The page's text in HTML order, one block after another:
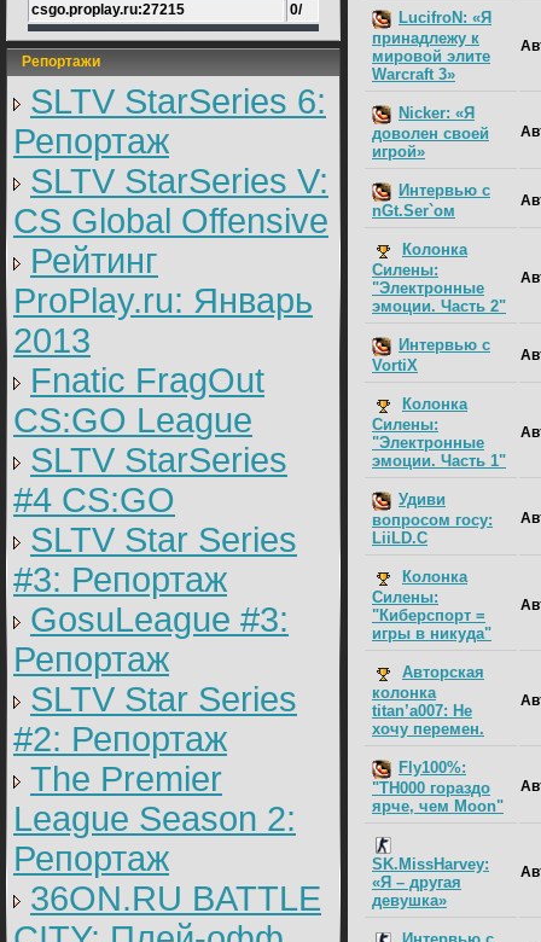
csgo.proplay.ru:27215 0/
Репортажи
SLTV StarSeries 6:
Репортаж
SLTV StarSeries V:
CS Global Offensive
Рейтинг
ProPlay.ru: Январь
2013
Fnatic FragOut
CS:GO League
SLTV StarSeries
#4 CS:GO
SLTV Star Series
#3: Репортаж
GosuLeague #3:
Репортаж
SLTV Star Series
#2: Репортаж
The Premier
League Season 2:
Репортаж
36ON.RU BATTLE
LucifroN: «Я
принадлежу к
мировой элите
Warcraft 3»
Nicker: «Я
доволен своей
игрой»
Интервью с
nGt.Ser`ом
Колонка
Cилены:
"Электронные
эмоции. Часть 2"
Интервью с
VortiX
Колонка
Cилены:
"Электронные
эмоции. Часть 1"
Удиви
вопросом госу:
LiiLD.C
Колонка
Cилены:
"Киберспорт =
игры в никуда"
Авторская
колонка
titan’a007: Не
хочу перемен.
Fly100%:
"TH000 гораздо
ярче, чем Moon"
SK.MissHarvey:
«Я – другая
девушка»